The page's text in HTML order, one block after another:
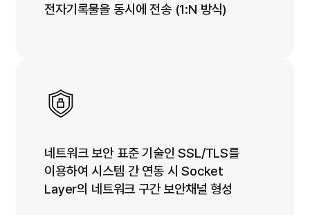
전자기록물을 동시에 전송 (1:N 방식)
네트워크 보안 표준 기술인 SSL/TLS를
이용하여 시스템 간 연동 시 Socket
Layer의 네트워크 구간 보안채널 형성